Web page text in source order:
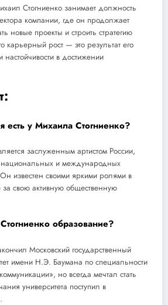
Стогниенко занимает должность
компании, где он продолжает
новые проекты и строить стратегию
карьерный рост — это результат его
в достижении
есть у Михаила Стогниенко?
заслуженным артистом России,
национальных и международных
известен своими яркими ролями в
за свою активную общественную
образование?
Московский государственный
имени Н.Э. Баумана по специальности
но всегда мечтал стать
университета поступил в